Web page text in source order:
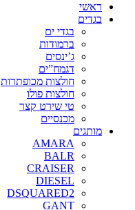
ראשי
בגדים
בגדי ים
ברמודות
ג’ינסים
דגמח”ים
חולצות מכופתרות
חולצות פולו
טי שירט קצר
מכנסיים
מותגים
AMARA
BALR
CRAISER
DIESEL
DSQUARED2
GANT